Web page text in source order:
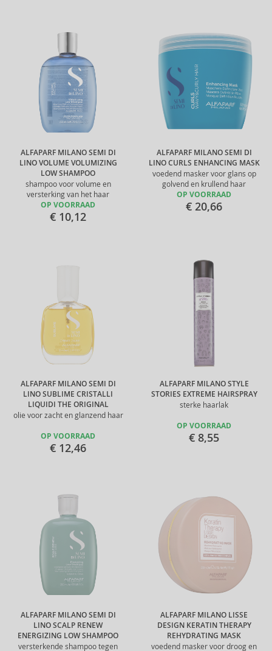
ALFAPARF MILANO SEMI DI
LINO VOLUME VOLUMIZING
LOW SHAMPOO
shampoo voor volume en
versterking van het haar
OP VOORRAAD
€ 10,12
ALFAPARF MILANO SEMI DI
LINO CURLS ENHANCING MASK
voedend masker voor glans op
golvend en krullend haar
OP VOORRAAD
€ 20,66
ALFAPARF MILANO SEMI DI
LINO SUBLIME CRISTALLI
LIQUIDI THE ORIGINAL
olie voor zacht en glanzend haar
OP VOORRAAD
€ 12,46
ALFAPARF MILANO STYLE
STORIES EXTREME HAIRSPRAY
sterke haarlak
OP VOORRAAD
€ 8,55
ALFAPARF MILANO SEMI DI
LINO SCALP RENEW
ENERGIZING LOW SHAMPOO
versterkende shampoo tegen
ALFAPARF MILANO LISSE
DESIGN KERATIN THERAPY
REHYDRATING MASK
voedend masker voor droog en